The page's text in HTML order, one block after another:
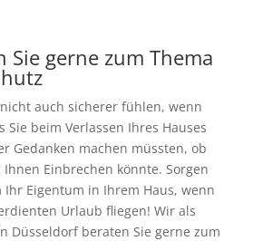
Sie gerne zum Thema
auch sicherer fühlen, wenn
Sie beim Verlassen Ihres Hauses
Gedanken machen müssten, ob
Einbrechen könnte. Sorgen
Ihr Eigentum in Ihrem Haus, wenn
Urlaub fliegen! Wir als
Düsseldorf beraten Sie gerne zum